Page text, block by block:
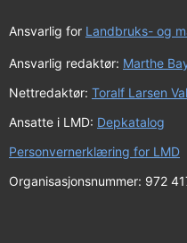
Ansvarlig for Landbruks- og
Ansvarlig redaktør: Marthe
Nettredaktør: Toralf Larsen
Ansatte i LMD: Depkatalog
Personvernerklæring for LMD
Organisasjonsnummer: 972